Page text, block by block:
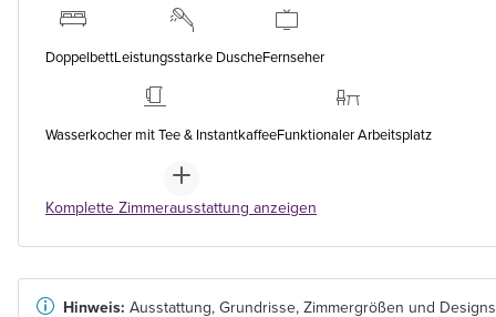
DoppelbettLeistungsstarke DuscheFernseher
Wasserkocher mit Tee & InstantkaffeeFunktionaler Arbeitsplatz
Komplette Zimmerausstattung anzeigen
Hinweis: Ausstattung, Grundrisse, Zimmergrößen und Designs